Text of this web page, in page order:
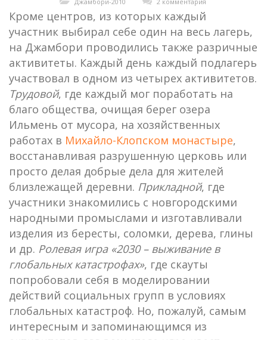
Кроме центров, из которых каждый
участник выбирал себе один на весь лагерь,
на Джамбори проводились также разричные
активитеты. Каждый день каждый подлагерь
участвовал в одном из четырех активитетов.
Трудовой, где каждый мог поработать на
благо общества, очищая берег озера
Ильмень от мусора, на хозяйственных
работах в Михайло-Клопском монастыре,
восстанавливая разрушенную церковь или
просто делая добрые дела для жителей
близлежащей деревни. Прикладной, где
участники знакомились с новгородскими
народными промыслами и изготавливали
изделия из бересты, соломки, дерева, глины
и др. Ролевая игра «2030 – выживание в
глобальных катастрофах», где скауты
попробовали себя в моделировании
действий социальных групп в условиях
глобальных катастроф. Но, пожалуй, самым
интересным и запоминающимся из